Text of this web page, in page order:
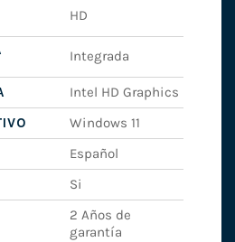
HD
Integrada
Intel HD Graphics
Windows 11
Español
Si
2 Años de
garantía